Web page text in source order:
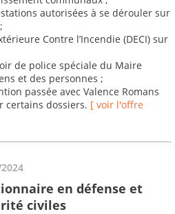
autorisées à se dérouler sur
Contre l’Incendie (DECI) sur
de police spéciale du Maire
et des personnes ;
passée avec Valence Romans
certains dossiers. [ voir l'offre
en défense et
civiles